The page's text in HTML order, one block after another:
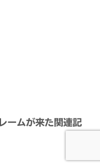
ームが来た関連記